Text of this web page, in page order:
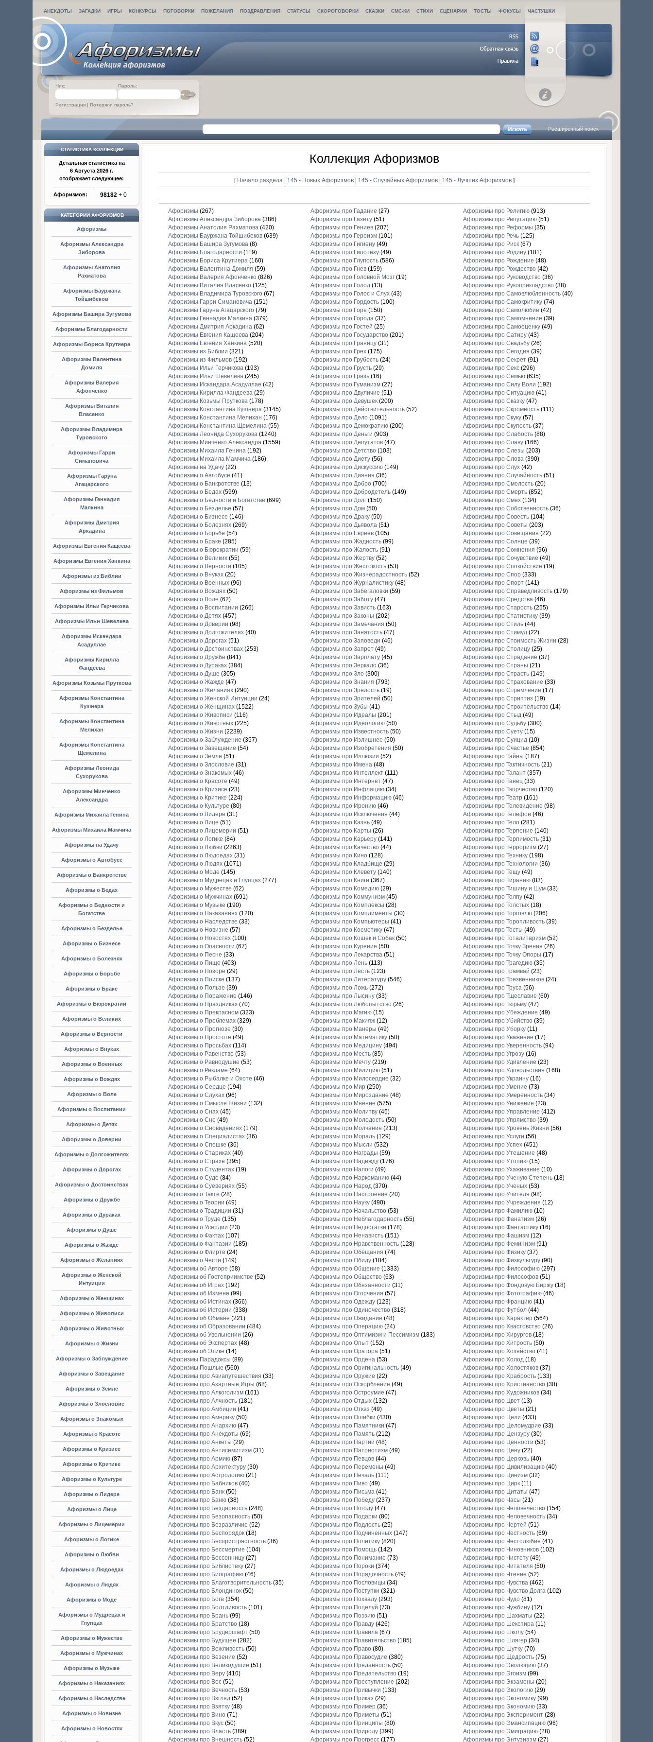
АНЕКДОТЫ ЗАГАДКИ ИГРЫ КОНКУРСЫ ПОГОВОРКИ ПОЖЕЛАНИЯ ПОЗДРАВЛЕНИЯ СТАТУСЫ СКОРОГОВОРКИ СКАЗКИ СМС-КИ СТИХИ СЦЕНАРИИ ТОСТЫ ФОКУСЫ ЧАСТУШКИ
Ник: Пароль:
Регистрация | Потеряли пароль?
Расширенный поиск
СТАТИСТИКА КОЛЛЕКЦИИ
Детальная статистика на
6 Августа 2026 г.
отображает следующее:
Афоризмов: 98182+ 0
КАТЕГОРИИ АФОРИЗМОВ
Афоризмы
Афоризмы Александра
Зиборова
Афоризмы Анатолия
Рахматова
Афоризмы Бауржана
Тойшибеков
Афоризмы Башира Зугумова
Афоризмы Благодарности
Афоризмы Бориса Крутиера
Афоризмы Валентина
Домиля
Афоризмы Валерия
Афонченко
Афоризмы Виталия
Власенко
Афоризмы Владимира
Туровского
Афоризмы Гарри
Симановича
Афоризмы Гаруна
Агацарского
Афоризмы Геннадия
Малкина
Афоризмы Дмитрия
Аркадина
Афоризмы Евгения Кащеева
Афоризмы Евгения Ханкина
Афоризмы из Библии
Афоризмы из Фильмов
Афоризмы Ильи Герчикова
Афоризмы Ильи Шевелева
Афоризмы Искандара
Асадуллае
Афоризмы Кирилла
Фандеева
Афоризмы Козьмы Пруткова
Афоризмы Константина
Кушнера
Афоризмы Константина
Мелихан
Афоризмы Константина
Щемелина
Афоризмы Леонида
Сухорукова
Афоризмы Минченко
Александра
Афоризмы Михаила Генина
Афоризмы Михаила Мамчича
Афоризмы на Удачу
Афоризмы о Автобусе
Афоризмы о Банкротстве
Афоризмы о Бедах
Афоризмы о Бедности и
Богатстве
Афоризмы о Безделье
Афоризмы о Бизнесе
Афоризмы о Болезнях
Афоризмы о Борьбе
Афоризмы о Браке
Афоризмы о Бюрократии
Афоризмы о Великих
Афоризмы о Верности
Афоризмы о Внуках
Афоризмы о Военных
Афоризмы о Вождях
Афоризмы о Воле
Афоризмы о Воспитании
Афоризмы о Детях
Афоризмы о Доверии
Афоризмы о Долгожителях
Афоризмы о Дорогах
Афоризмы о Достоинствах
Афоризмы о Дружбе
Афоризмы о Дураках
Афоризмы о Душе
Афоризмы о Жажде
Афоризмы о Желаниях
Афоризмы о Женской
Интуиции
Афоризмы о Женщинах
Афоризмы о Живописи
Афоризмы о Животных
Афоризмы о Жизни
Афоризмы о Заблуждение
Афоризмы о Завещание
Афоризмы о Земле
Афоризмы о Злословие
Афоризмы о Знакомых
Афоризмы о Красоте
Афоризмы о Кризисе
Афоризмы о Критике
Афоризмы о Культуре
Афоризмы о Лидере
Афоризмы о Лице
Афоризмы о Лицемерии
Афоризмы о Логике
Афоризмы о Любви
Афоризмы о Людоедах
Афоризмы о Людях
Афоризмы о Моде
Афоризмы о Мудрецах и
Глупцах
Афоризмы о Мужестве
Афоризмы о Мужчинах
Афоризмы о Музыке
Афоризмы о Наказаниях
Афоризмы о Наследстве
Афоризмы о Новизне
Афоризмы о Новостях
Коллекция Афоризмов
[ Начало раздела | 145 - Новых Афоризмов | 145 - Случайных Афоризмов | 145 - Лучших Афоризмов]
Афоризмы (267)
Афоризмы Александра Зиборова(386)
Афоризмы Анатолия Рахматова(420)
Афоризмы Бауржана Тойшибеков(639)
Афоризмы Башира Зугумова(8)
Афоризмы Благодарности (119)
Афоризмы Бориса Крутиера(160)
Афоризмы Валентина Домиля (59)
Афоризмы Валерия Афонченко(826)
Афоризмы Виталия Власенко(125)
Афоризмы Владимира Туровского(67)
Афоризмы Гарри Симановича(151)
Афоризмы Гаруна Агацарского(79)
Афоризмы Геннадия Малкина(379)
Афоризмы Дмитрия Аркадина(62)
Афоризмы Евгения Кащеева(204)
Афоризмы Евгения Ханкина(520)
Афоризмы из Библии (321)
Афоризмы из Фильмов(192)
Афоризмы Ильи Герчикова(193)
Афоризмы Ильи Шевелева(245)
Афоризмы Искандара Асадуллае (42)
Афоризмы Кирилла Фандеева(29)
Афоризмы Козьмы Пруткова(178)
Афоризмы Константина Кушнера(3145)
Афоризмы Константина Мелихан (176)
Афоризмы Константина Щемелина(55)
Афоризмы Леонида Сухорукова(1240)
Афоризмы Минченко Александра(1559)
Афоризмы Михаила Генина(192)
Афоризмы Михаила Мамчича(186)
Афоризмы на Удачу(22)
Афоризмы о Автобусе (41)
Афоризмы о Банкротстве (13)
Афоризмы о Бедах(599)
Афоризмы о Бедности и Богатстве (699)
Афоризмы о Безделье (57)
Афоризмы о Бизнесе (146)
Афоризмы о Болезнях(269)
Афоризмы о Борьбе (54)
Афоризмы о Браке (285)
Афоризмы о Бюрократии (59)
Афоризмы о Великих(55)
Афоризмы о Верности (105)
Афоризмы о Внуках(20)
Афоризмы о Военных(96)
Афоризмы о Вождях(50)
Афоризмы о Воле (62)
Афоризмы о Воспитании (266)
Афоризмы о Детях(457)
Афоризмы о Доверии (98)
Афоризмы о Долгожителях(40)
Афоризмы о Дорогах(51)
Афоризмы о Достоинствах(253)
Афоризмы о Дружбе (841)
Афоризмы о Дураках(384)
Афоризмы о Душе (305)
Афоризмы о Жажде (47)
Афоризмы о Желаниях(290)
Афоризмы о Женской Интуиции (24)
Афоризмы о Женщинах(1522)
Афоризмы о Живописи (116)
Афоризмы о Животных(225)
Афоризмы о Жизни (2239)
Афоризмы о Заблуждение (357)
Афоризмы о Завещание (54)
Афоризмы о Земле (51)
Афоризмы о Злословие (31)
Афоризмы о Знакомых(46)
Афоризмы о Красоте (49)
Афоризмы о Кризисе (23)
Афоризмы о Критике (224)
Афоризмы о Культуре (80)
Афоризмы о Лидере (31)
Афоризмы о Лице (51)
Афоризмы о Лицемерии (51)
Афоризмы о Логике (84)
Афоризмы о Любви (2263)
Афоризмы о Людоедах(31)
Афоризмы о Людях(1071)
Афоризмы о Моде (145)
Афоризмы о Мудрецах и Глупцах(277)
Афоризмы о Мужестве (62)
Афоризмы о Мужчинах(691)
Афоризмы о Музыке (190)
Афоризмы о Наказаниях(120)
Афоризмы о Наследстве (33)
Афоризмы о Новизне (57)
Афоризмы о Новостях(100)
Афоризмы о Опасности (67)
Афоризмы о Песне (33)
Афоризмы о Пище (403)
Афоризмы о Позоре (29)
Афоризмы о Поиске (137)
Афоризмы о Пользе (39)
Афоризмы о Поражение (146)
Афоризмы о Праздниках(70)
Афоризмы о Прекрасном(323)
Афоризмы о Проблемах(329)
Афоризмы о Прогнозе (30)
Афоризмы о Простоте (49)
Афоризмы о Просьбах(114)
Афоризмы о Равенстве (53)
Афоризмы о Равнодушие (53)
Афоризмы о Рекламе (64)
Афоризмы о Рыбалке и Охоте (46)
Афоризмы о Сердце (194)
Афоризмы о Слухах(96)
Афоризмы о Смысле Жизни (132)
Афоризмы о Снах(45)
Афоризмы о Сне (49)
Афоризмы о Сновидениях(179)
Афоризмы о Специалистах(36)
Афоризмы о Спешке (36)
Афоризмы о Стариках(40)
Афоризмы о Страхе (395)
Афоризмы о Студентах(19)
Афоризмы о Суде (84)
Афоризмы о Суевериях(55)
Афоризмы о Такте (28)
Афоризмы о Теории (49)
Афоризмы о Традиции (31)
Афоризмы о Труде (135)
Афоризмы о Усердии (23)
Афоризмы о Фактах(107)
Афоризмы о Фантазии (185)
Афоризмы о Флирте (24)
Афоризмы о Чести (149)
Афоризмы об Авторе (58)
Афоризмы об Гостеприимстве (52)
Афоризмы об Играх(192)
Афоризмы об Измене (99)
Афоризмы об Истинах(366)
Афоризмы об Истории (338)
Афоризмы об Обмане (221)
Афоризмы об Образовании (484)
Афоризмы об Увольнении (26)
Афоризмы об Экспертах(48)
Афоризмы об Этике (14)
Афоризмы Парадоксы (89)
Афоризмы Пошлые (560)
Афоризмы про Авиапутешествия (33)
Афоризмы про Азартные Игры (68)
Афоризмы про Алкоголизм(161)
Афоризмы про Алчность(181)
Афоризмы про Амбиции (41)
Афоризмы про Америку(50)
Афоризмы про Анархию(47)
Афоризмы про Анекдоты (69)
Афоризмы про Анкеты (29)
Афоризмы про Антисемитизм(31)
Афоризмы про Армию(87)
Афоризмы про Архитектуру(30)
Афоризмы про Астрологию(21)
Афоризмы про Бабников(40)
Афоризмы про Банк(50)
Афоризмы про Баню(38)
Афоризмы про Бездарность(248)
Афоризмы про Безопасность(50)
Афоризмы про Безразличие (52)
Афоризмы про Беспорядок(18)
Афоризмы про Беспристрастность(36)
Афоризмы про Бессмертие (104)
Афоризмы про Бессонницу(27)
Афоризмы про Библиотеку(27)
Афоризмы про Биографию(46)
Афоризмы про Благотворительность(35)
Афоризмы про Блондинок(50)
Афоризмы про Бога(354)
Афоризмы про Болтливость(101)
Афоризмы про Брань(99)
Афоризмы про Братство(18)
Афоризмы про Брудершафт(50)
Афоризмы про Будущее (282)
Афоризмы про Вежливость(50)
Афоризмы про Везение (52)
Афоризмы про Великодушие (51)
Афоризмы про Веру(410)
Афоризмы про Вес(51)
Афоризмы про Вечность(53)
Афоризмы про Взгляд(52)
Афоризмы про Взятку(48)
Афоризмы про Вино(71)
Афоризмы про Вкус(50)
Афоризмы про Власть(389)
Афоризмы про Внешность(52)
Афоризмы про Гадание (27)
Афоризмы про Газету(51)
Афоризмы про Гениев(207)
Афоризмы про Героизм(101)
Афоризмы про Гигиену(49)
Афоризмы про Гипотезу(49)
Афоризмы про Глупость(586)
Афоризмы про Гнев(159)
Афоризмы про Головной Мозг(19)
Афоризмы про Голод(13)
Афоризмы про Голос и Слух(43)
Афоризмы про Гордость(100)
Афоризмы про Горе (150)
Афоризмы про Города(37)
Афоризмы про Гостей (25)
Афоризмы про Государство(201)
Афоризмы про Границу(31)
Афоризмы про Грех(175)
Афоризмы про Грубость(24)
Афоризмы про Грусть(29)
Афоризмы про Грязь(16)
Афоризмы про Гуманизм(27)
Афоризмы про Двуличие (51)
Афоризмы про Девушек(200)
Афоризмы про Действительность(52)
Афоризмы про Дело(1091)
Афоризмы про Демократию(200)
Афоризмы про Деньги (903)
Афоризмы про Депутатов(47)
Афоризмы про Детство(103)
Афоризмы про Диету(56)
Афоризмы про Дискуссию(149)
Афоризмы про Дияния (36)
Афоризмы про Добро(700)
Афоризмы про Добродетель(149)
Афоризмы про Долг(150)
Афоризмы про Дом(50)
Афоризмы про Драку(50)
Афоризмы про Дьявола(51)
Афоризмы про Евреев(105)
Афоризмы про Жадность(99)
Афоризмы про Жалость(91)
Афоризмы про Жертву(52)
Афоризмы про Жестокость(53)
Афоризмы про Жизнерадостность(52)
Афоризмы про Журналистику(48)
Афоризмы про Забегаловки (59)
Афоризмы про Заботу(47)
Афоризмы про Зависть(163)
Афоризмы про Законы (202)
Афоризмы про Замечания (50)
Афоризмы про Занятость(47)
Афоризмы про Заповеди (46)
Афоризмы про Запрет(49)
Афоризмы про Зарплату(45)
Афоризмы про Зеркало(36)
Афоризмы про Зло(300)
Афоризмы про Знания (793)
Афоризмы про Зрелость(19)
Афоризмы про Зрителей (50)
Афоризмы про Зубы (41)
Афоризмы про Идеалы (201)
Афоризмы про Идеологию(50)
Афоризмы про Известность(50)
Афоризмы про Излишнее (50)
Афоризмы про Изобретения (50)
Афоризмы про Иллюзии (52)
Афоризмы про Имена(48)
Афоризмы про Интеллект(111)
Афоризмы про Интернет(47)
Афоризмы про Инфляцию(34)
Афоризмы про Информацию(46)
Афоризмы про Иронию(46)
Афоризмы про Исключения (44)
Афоризмы про Казнь(49)
Афоризмы про Карты (26)
Афоризмы про Карьеру(141)
Афоризмы про Качество(44)
Афоризмы про Кино(128)
Афоризмы про Кладбище (29)
Афоризмы про Клевету(140)
Афоризмы про Книги (367)
Афоризмы про Комедию(29)
Афоризмы про Коммунизм(45)
Афоризмы про Комплексы (28)
Афоризмы про Комплименты (30)
Афоризмы про Компьютеры (41)
Афоризмы про Косметику(47)
Афоризмы про Кошек и Собак(50)
Афоризмы про Курение (50)
Афоризмы про Лекарства(51)
Афоризмы про Лень(113)
Афоризмы про Лесть(123)
Афоризмы про Литературу(546)
Афоризмы про Ложь(272)
Афоризмы про Лысину(33)
Афоризмы про Любопытство(26)
Афоризмы про Магию(15)
Афоризмы про Макияж(12)
Афоризмы про Манеры (49)
Афоризмы про Математику(50)
Афоризмы про Медицину(494)
Афоризмы про Месть(85)
Афоризмы про Мечту(219)
Афоризмы про Милицию(51)
Афоризмы про Милосердие (32)
Афоризмы про Мир(250)
Афоризмы про Мироздание (48)
Афоризмы про Мнение (575)
Афоризмы про Молитву(45)
Афоризмы про Молодость(50)
Афоризмы про Молчание (213)
Афоризмы про Мораль(129)
Афоризмы про Мысли (532)
Афоризмы про Награды (59)
Афоризмы про Надежду(176)
Афоризмы про Налоги (49)
Афоризмы про Наркоманию(44)
Афоризмы про Народ(370)
Афоризмы про Настроение (20)
Афоризмы про Науку(490)
Афоризмы про Начальство(53)
Афоризмы про Неблагодарность(55)
Афоризмы про Недостатки (178)
Афоризмы про Ненависть(151)
Афоризмы про Нравственность(128)
Афоризмы про Обещания (74)
Афоризмы про Обиду(184)
Афоризмы про Общение (1333)
Афоризмы про Общество(63)
Афоризмы про Обязанности (31)
Афоризмы про Огорчения (57)
Афоризмы про Одежду(123)
Афоризмы про Одиночество(318)
Афоризмы про Ожидание (48)
Афоризмы про Операцию(24)
Афоризмы про Оптимизм и Пессимизм(183)
Афоризмы про Опыт(152)
Афоризмы про Оратора(51)
Афоризмы про Ордена(53)
Афоризмы про Оригинальность(49)
Афоризмы про Оружие (22)
Афоризмы про Оскорбление (49)
Афоризмы про Остроумие (47)
Афоризмы про Отдых(132)
Афоризмы про Отказ (49)
Афоризмы про Ошибки (430)
Афоризмы про Памятники (47)
Афоризмы про Память(212)
Афоризмы про Партии (48)
Афоризмы про Патриотизм(49)
Афоризмы про Певцов(44)
Афоризмы про Перемены (49)
Афоризмы про Печаль(111)
Афоризмы про Пиво(49)
Афоризмы про Письма(41)
Афоризмы про Победу(237)
Афоризмы про Погоду(47)
Афоризмы про Подарки (80)
Афоризмы про Подлость(25)
Афоризмы про Подчиненных(147)
Афоризмы про Политику(820)
Афоризмы про Помощь(142)
Афоризмы про Понимание (73)
Афоризмы про Пороки (374)
Афоризмы про Порядочность(49)
Афоризмы про Пословицы (34)
Афоризмы про Поступки (321)
Афоризмы про Похвалу(293)
Афоризмы про Поцелуй (73)
Афоризмы про Поэзию(51)
Афоризмы про Правду(426)
Афоризмы про Правила(67)
Афоризмы про Правительство(185)
Афоризмы про Право(80)
Афоризмы про Правосудие (380)
Афоризмы про Преданность(50)
Афоризмы про Предательство(19)
Афоризмы про Преступление (202)
Афоризмы про Привычки (133)
Афоризмы про Приказ (29)
Афоризмы про Пример(36)
Афоризмы про Приметы (51)
Афоризмы про Принципы (80)
Афоризмы про Природу(399)
Афоризмы про Прогресс(177)
Афоризмы про Религию(913)
Афоризмы про Репутацию(51)
Афоризмы про Реформы (35)
Афоризмы про Речь(125)
Афоризмы про Риск(67)
Афоризмы про Родину(181)
Афоризмы про Рождение (48)
Афоризмы про Рождество(42)
Афоризмы про Руководство(36)
Афоризмы про Рукоприкладство(38)
Афоризмы про Самовлюбленность(40)
Афоризмы про Самокритику(74)
Афоризмы про Самолюбие (42)
Афоризмы про Самомнение (39)
Афоризмы про Самооценку(49)
Афоризмы про Сатиру(43)
Афоризмы про Свадьбу(26)
Афоризмы про Сегодня (39)
Афоризмы про Секрет(91)
Афоризмы про Секс(296)
Афоризмы про Семью(635)
Афоризмы про Силу Воли (192)
Афоризмы про Ситуацию(41)
Афоризмы про Сказку(47)
Афоризмы про Скромность(111)
Афоризмы про Скуку(57)
Афоризмы про Скупость(37)
Афоризмы про Слабость(88)
Афоризмы про Славу(166)
Афоризмы про Слезы (203)
Афоризмы про Слова(390)
Афоризмы про Слух(42)
Афоризмы про Случайность(51)
Афоризмы про Смелость(20)
Афоризмы про Смерть(852)
Афоризмы про Смех(134)
Афоризмы про Собственность(36)
Афоризмы про Совесть(104)
Афоризмы про Советы (203)
Афоризмы про Совещания (22)
Афоризмы про Солнце (39)
Афоризмы про Сомнения (96)
Афоризмы про Сочувствие (49)
Афоризмы про Спокойствие (19)
Афоризмы про Спор(333)
Афоризмы про Спорт(141)
Афоризмы про Справедливость(179)
Афоризмы про Средства(46)
Афоризмы про Старость(255)
Афоризмы про Статистику(39)
Афоризмы про Стиль(44)
Афоризмы про Стимул(22)
Афоризмы про Стоимость Жизни (28)
Афоризмы про Столицу(25)
Афоризмы про Страдание (37)
Афоризмы про Страны (21)
Афоризмы про Страсть(149)
Афоризмы про Страхование (33)
Афоризмы про Стремление (17)
Афоризмы про Стриптиз (19)
Афоризмы про Строительство(14)
Афоризмы про Стыд(49)
Афоризмы про Судьбу(300)
Афоризмы про Суету(15)
Афоризмы про Суицид(10)
Афоризмы про Счастье (854)
Афоризмы про Тайны (187)
Афоризмы про Тактичность(21)
Афоризмы про Талант(357)
Афоризмы про Танец(33)
Афоризмы про Творчество(120)
Афоризмы про Театр(161)
Афоризмы про Телевидение (98)
Афоризмы про Телефон (46)
Афоризмы про Тело(281)
Афоризмы про Терпение (140)
Афоризмы про Терпимость(31)
Афоризмы про Терроризм(27)
Афоризмы про Технику(198)
Афоризмы про Технологии (36)
Афоризмы про Тещу(49)
Афоризмы про Тиранию(83)
Афоризмы про Тишину и Шум(33)
Афоризмы про Толпу(42)
Афоризмы про Толстых(18)
Афоризмы про Торговлю(206)
Афоризмы про Торопливость(39)
Афоризмы про Тосты (49)
Афоризмы про Тоталитаризм(52)
Афоризмы про Точку Зрения (26)
Афоризмы про Точку Опоры (17)
Афоризмы про Трагедию(35)
Афоризмы про Трамвай (23)
Афоризмы про Трезвенников(24)
Афоризмы про Труса(56)
Афоризмы про Тщеславие (60)
Афоризмы про Тюрьму(47)
Афоризмы про Убеждение (49)
Афоризмы про Убийство(39)
Афоризмы про Уборку(11)
Афоризмы про Уважение (17)
Афоризмы про Уверенность(94)
Афоризмы про Угрозу(16)
Афоризмы про Удивление (23)
Афоризмы про Удовольствия (168)
Афоризмы про Украину(16)
Афоризмы про Умение (73)
Афоризмы про Умеренность(34)
Афоризмы про Унижение (23)
Афоризмы про Управление (412)
Афоризмы про Упрямство(39)
Афоризмы про Уровень Жизни (56)
Афоризмы про Услуги (56)
Афоризмы про Успех(451)
Афоризмы про Утешение (48)
Афоризмы про Утопию(15)
Афоризмы про Ухаживание (10)
Афоризмы про Ученую Степень(18)
Афоризмы про Ученых(53)
Афоризмы про Учителя (98)
Афоризмы про Учреждения (12)
Афоризмы про Фамилию(10)
Афоризмы про Фанатизм(26)
Афоризмы про Фантастику(16)
Афоризмы про Фашизм(12)
Афоризмы про Феминизм(91)
Афоризмы про Физику(37)
Афоризмы про Физкультуру(90)
Афоризмы про Философию(297)
Афоризмы про Философов(51)
Афоризмы про Фондовую Биржу(18)
Афоризмы про Фотографию(46)
Афоризмы про Францию(41)
Афоризмы про Футбол(44)
Афоризмы про Характер(564)
Афоризмы про Хвастовство(26)
Афоризмы про Хирургов(18)
Афоризмы про Хитрость(50)
Афоризмы про Хозяйство(41)
Афоризмы про Холод(18)
Афоризмы про Холостяков(37)
Афоризмы про Храбрость(133)
Афоризмы про Христианство(30)
Афоризмы про Художников(34)
Афоризмы про Цвет(13)
Афоризмы про Цветы (21)
Афоризмы про Цели (433)
Афоризмы про Целомудрие (33)
Афоризмы про Цензуру(30)
Афоризмы про Ценности (53)
Афоризмы про Цену(22)
Афоризмы про Церковь(40)
Афоризмы про Цивилизацию(40)
Афоризмы про Цинизм(32)
Афоризмы про Цирк(11)
Афоризмы про Цитаты (47)
Афоризмы про Часы (21)
Афоризмы про Человечество(154)
Афоризмы про Человечность(34)
Афоризмы про Чертей (51)
Афоризмы про Честность(69)
Афоризмы про Честолюбие (41)
Афоризмы про Чиновников(102)
Афоризмы про Чистоту(49)
Афоризмы про Читателя (50)
Афоризмы про Чтение (52)
Афоризмы про Чувства(462)
Афоризмы про Чувство Долга(102)
Афоризмы про Чудо(81)
Афоризмы про Чужбину(12)
Афоризмы про Шахматы (22)
Афоризмы про Шекспира(11)
Афоризмы про Школу(54)
Афоризмы про Шлягер(34)
Афоризмы про Шутку(70)
Афоризмы про Щедрость(75)
Афоризмы про Эволюцию(37)
Афоризмы про Эгоизм(99)
Афоризмы про Экзамены (20)
Афоризмы про Экологию(29)
Афоризмы про Экономику(99)
Афоризмы про Экономию(33)
Афоризмы про Эксперимент(28)
Афоризмы про Эмансипацию(96)
Афоризмы про Эмиграцию(28)
Афоризмы про Энтузиазм(27)